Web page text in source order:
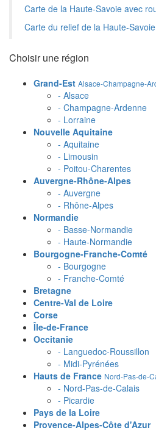
Carte de la Haute-Savoie avec
Carte du relief de la Haute-
Choisir une région
Grand-Est Alsace-Champagne-
- Alsace
- Champagne-Ardenne
- Lorraine
Nouvelle Aquitaine
- Aquitaine
- Limousin
- Poitou-Charentes
Auvergne-Rhône-Alpes
- Auvergne
- Rhône-Alpes
Normandie
- Basse-Normandie
- Haute-Normandie
Bourgogne-Franche-Comté
- Bourgogne
- Franche-Comté
Bretagne
Centre-Val de Loire
Corse
Île-de-France
Occitanie
- Languedoc-Roussillon
- Midi-Pyrénées
Hauts de France Nord-Pas-de-
- Nord-Pas-de-Calais
- Picardie
Pays de la Loire
Provence-Alpes-Côte d'Azur